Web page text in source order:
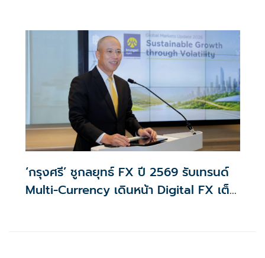
‘กรุงศรี’ ชูกลยุทธ์ FX ปี 2569 รับเทรนด์
Multi-Currency เดินหน้า Digital FX เต็ม